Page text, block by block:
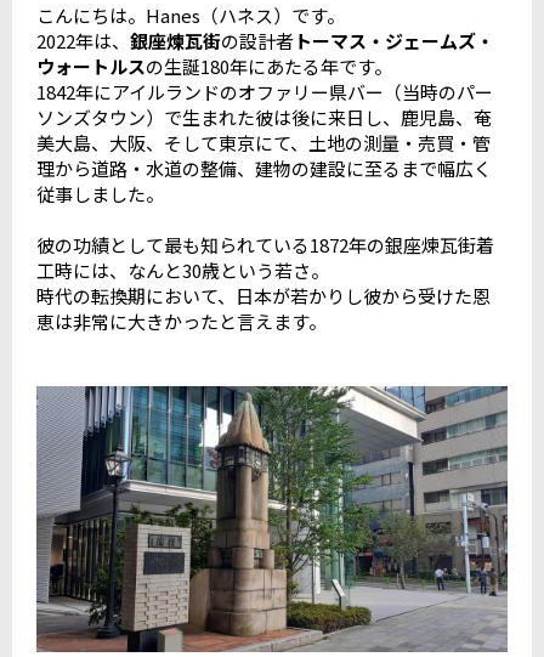
こんにちは。Hanes（ハネス）です。
2022年は、 銀座煉瓦街の設計者トーマス・ジェームズ・
ウォートルスの生誕180年にあたる年です。
1842年にアイルランドのオファリー県バー（当時のパー
ソンズタウン）で生まれた彼は後に来日し、鹿児島、奄
美大島、大阪、そして東京にて、土地の測量・売買・管
理から道路・水道の整備、建物の建設に至るまで幅広く
従事しました。
彼の功績として最も知られている1872年の銀座煉瓦街着
工時には、なんと30歳という若さ。
時代の転換期において、日本が若かりし彼から受けた恩
恵は非常に大きかったと言えます。